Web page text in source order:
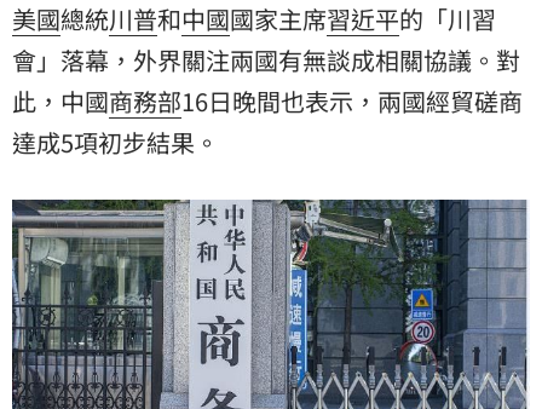
美國總統川普和中國國家主席習近平的「川習
會」落幕，外界關注兩國有無談成相關協議。對
此，中國商務部16日晚間也表示，兩國經貿磋商
達成5項初步結果。